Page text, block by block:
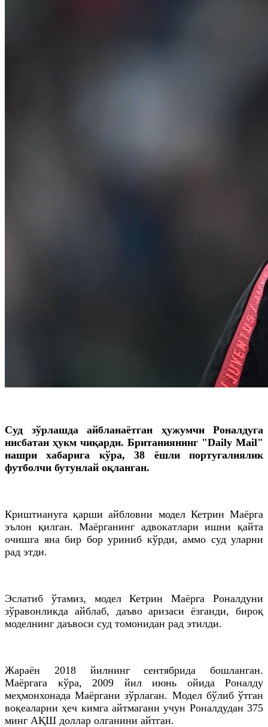
Суд зўрлашда айбланаётган ҳужумчи Роналдуга
нисбатан ҳукм чиқарди. Британиянинг "Daily Mail"
нашри хабарига кўра, 38 ёшли португалиялик
футболчи бутунлай оқланган.
Криштиануга қарши айбловни модел Кетрин Маёрга
эълон қилган. Маёрганинг адвокатлари ишни қайта
очишга яна бир бор уриниб кўрди, аммо суд уларни
рад этди.
Эслатиб ўтамиз, модел Кетрин Маёрга Роналдуни
зўравонликда айблаб, даъво аризаси ёзганди, бироқ
моделнинг даъвоси суд томонидан рад этилди.
Жараён 2018 йилнинг сентябрида бошланган.
Маёргага кўра, 2009 йил июнь ойида Роналду
меҳмонхонада Маёргани зўрлаган. Модел бўлиб ўтган
воқеаларни ҳеч кимга айтмагани учун Роналдудан 375
минг АҚШ доллар олганини айтган.